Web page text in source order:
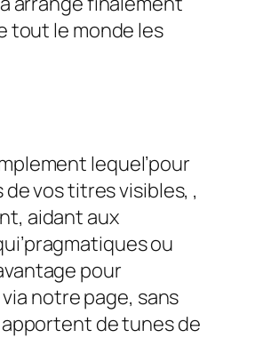
tout le monde les
lequel’pour
vos titres visibles, ,
aidant aux
ou
pour
notre page, sans
de tunes de